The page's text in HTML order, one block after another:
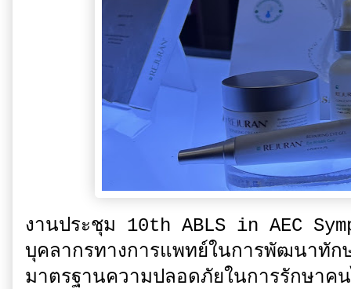
งานประชุม 10th ABLS in AEC
บุคลากรทางการแพทย์ในการพัฒนาทั
มาตรฐานความปลอดภัยในการรักษาค